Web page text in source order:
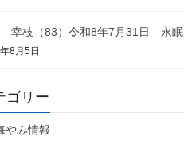
幸枝（83）令和8年7月31日 永眠
8月5日
ゴリー
やみ情報